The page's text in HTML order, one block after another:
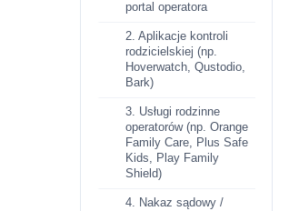
portal operatora
2. Aplikacje kontroli
rodzicielskiej (np.
Hoverwatch, Qustodio,
Bark)
3. Usługi rodzinne
operatorów (np. Orange
Family Care, Plus Safe
Kids, Play Family
Shield)
4. Nakaz sądowy /